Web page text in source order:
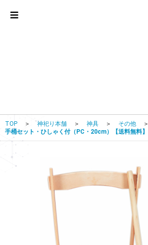
TOP ＞ 神祀り本舗 ＞ 神具 ＞ その他
＞
手桶セット・ひしゃく付（PC・20cm）【送料無料】